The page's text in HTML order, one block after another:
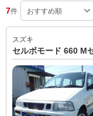
7件
スズキ
セルボモード 660 M